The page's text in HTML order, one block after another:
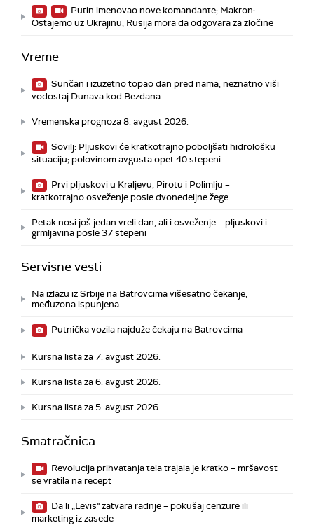
Putin imenovao nove komandante; Makron:
Ostajemo uz Ukrajinu, Rusija mora da odgovara za zločine
Vreme
Sunčan i izuzetno topao dan pred nama, neznatno viši
vodostaj Dunava kod Bezdana
Vremenska prognoza 8. avgust 2026.
Sovilj: Pljuskovi će kratkotrajno poboljšati hidrološku
situaciju; polovinom avgusta opet 40 stepeni
Prvi pljuskovi u Kraljevu, Pirotu i Polimlju –
kratkotrajno osveženje posle dvonedeljne žege
Petak nosi još jedan vreli dan, ali i osveženje – pljuskovi i
grmljavina posle 37 stepeni
Servisne vesti
Na izlazu iz Srbije na Batrovcima višesatno čekanje,
međuzona ispunjena
Putnička vozila najduže čekaju na Batrovcima
Kursna lista za 7. avgust 2026.
Kursna lista za 6. avgust 2026.
Kursna lista za 5. avgust 2026.
Smatračnica
Revolucija prihvatanja tela trajala je kratko – mršavost
se vratila na recept
Da li „Levis" zatvara radnje – pokušaj cenzure ili
marketing iz zasede